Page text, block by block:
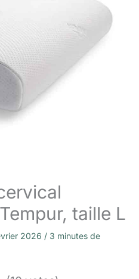
taille L
2026 / 3 minutes de